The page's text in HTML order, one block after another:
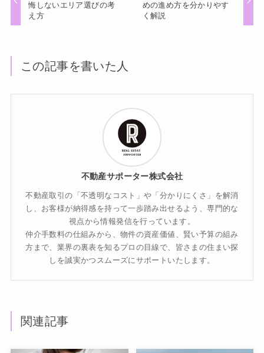
悔しないエリア選びの考
え方
めの進め方を分かりやす
く解説
この記事を書いた人
不動産サポーター株式会社
不動産取引の「不透明なコスト」や「分かりにくさ」を解消
し、お客様が納得感を持って一歩踏み出せるよう、専門的な
視点から情報発信を行っています。
仲介手数料の仕組みから、物件の資産価値、賢い予算の組み
方まで、業界の裏表を知るプロの目線で、皆さまの住まい探
しを誠実かつスムーズにサポートいたします。
関連記事